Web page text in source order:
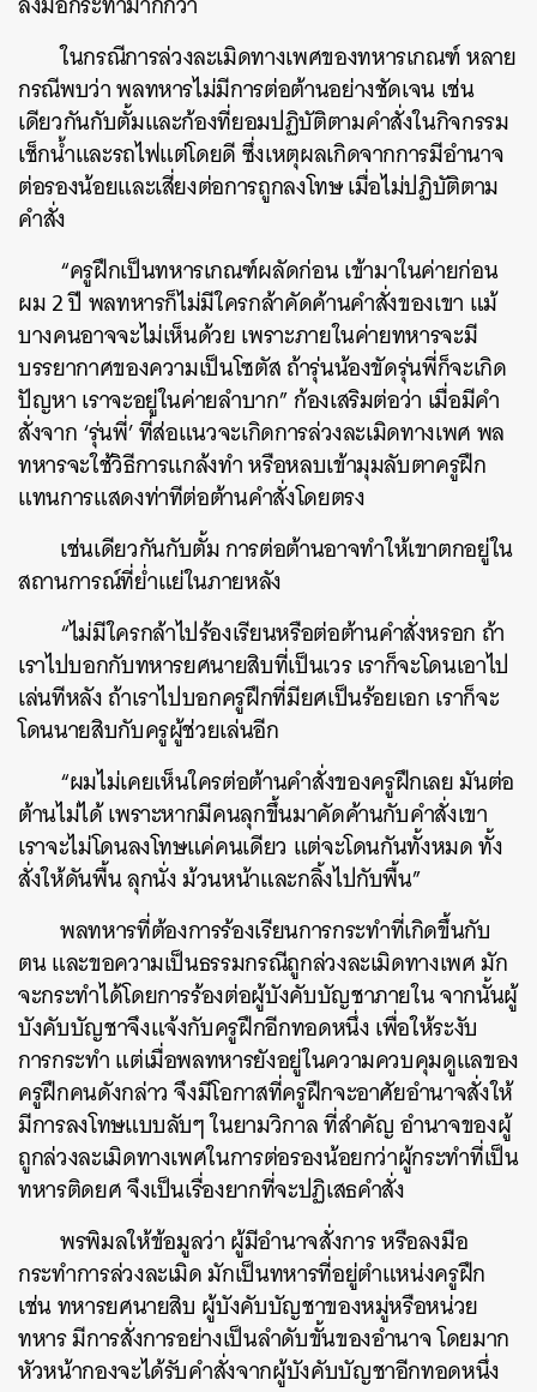
ในกรณีการล่วงละเมิดทางเพศของทหารเกณฑ์ หลาย
กรณีพบว่า พลทหารไม่มีการต่อต้านอย่างชัดเจน เช่น
เดียวกันกับตั้มและก้องที่ยอมปฏิบัติตามคำสั่งในกิจกรรม
เช็กน้ำและรถไฟแต่โดยดี ซึ่งเหตุผลเกิดจากการมีอำนาจ
ต่อรองน้อยและเสี่ยงต่อการถูกลงโทษ เมื่อไม่ปฏิบัติตาม
คำสั่ง
“ครูฝึกเป็นทหารเกณฑ์ผลัดก่อน เข้ามาในค่ายก่อน
ผม 2 ปี พลทหารก็ไม่มีใครกล้าคัดค้านคำสั่งของเขา แม้
บางคนอาจจะไม่เห็นด้วย เพราะภายในค่ายทหารจะมี
บรรยากาศของความเป็นโซตัส ถ้ารุ่นน้องขัดรุ่นพี่ก็จะเกิด
ปัญหา เราจะอยู่ในค่ายลำบาก” ก้องเสริมต่อว่า เมื่อมีคำ
สั่งจาก ‘รุ่นพี่’ ที่ส่อแนวจะเกิดการล่วงละเมิดทางเพศ พล
ทหารจะใช้วิธีการแกล้งทำ หรือหลบเข้ามุมลับตาครูฝึก
แทนการแสดงท่าทีต่อต้านคำสั่งโดยตรง
เช่นเดียวกันกับตั้ม การต่อต้านอาจทำให้เขาตกอยู่ใน
สถานการณ์ที่ย่ำแย่ในภายหลัง
“ไม่มีใครกล้าไปร้องเรียนหรือต่อต้านคำสั่งหรอก ถ้า
เราไปบอกกับทหารยศนายสิบที่เป็นเวร เราก็จะโดนเอาไป
เล่นทีหลัง ถ้าเราไปบอกครูฝึกที่มียศเป็นร้อยเอก เราก็จะ
โดนนายสิบกับครูผู้ช่วยเล่นอีก
“ผมไม่เคยเห็นใครต่อต้านคำสั่งของครูฝึกเลย มันต่อ
ต้านไม่ได้ เพราะหากมีคนลุกขึ้นมาคัดค้านกับคำสั่งเขา
เราจะไม่โดนลงโทษแค่คนเดียว แต่จะโดนกันทั้งหมด ทั้ง
สั่งให้ดันพื้น ลุกนั่ง ม้วนหน้าและกลิ้งไปกับพื้น”
พลทหารที่ต้องการร้องเรียนการกระทำที่เกิดขึ้นกับ
ตน และขอความเป็นธรรมกรณีถูกล่วงละเมิดทางเพศ มัก
จะกระทำได้โดยการร้องต่อผู้บังคับบัญชาภายใน จากนั้นผู้
บังคับบัญชาจึงแจ้งกับครูฝึกอีกทอดหนึ่ง เพื่อให้ระงับ
การกระทำ แต่เมื่อพลทหารยังอยู่ในความควบคุมดูแลของ
ครูฝึกคนดังกล่าว จึงมีโอกาสที่ครูฝึกจะอาศัยอำนาจสั่งให้
มีการลงโทษแบบลับๆ ในยามวิกาล ที่สำคัญ อำนาจของผู้
ถูกล่วงละเมิดทางเพศในการต่อรองน้อยกว่าผู้กระทำที่เป็น
ทหารติดยศ จึงเป็นเรื่องยากที่จะปฏิเสธคำสั่ง
พรพิมลให้ข้อมูลว่า ผู้มีอำนาจสั่งการ หรือลงมือ
กระทำการล่วงละเมิด มักเป็นทหารที่อยู่ตำแหน่งครูฝึก
เช่น ทหารยศนายสิบ ผู้บังคับบัญชาของหมู่หรือหน่วย
ทหาร มีการสั่งการอย่างเป็นลำดับขั้นของอำนาจ โดยมาก
หัวหน้ากองจะได้รับคำสั่งจากผู้บังคับบัญชาอีกทอดหนึ่ง